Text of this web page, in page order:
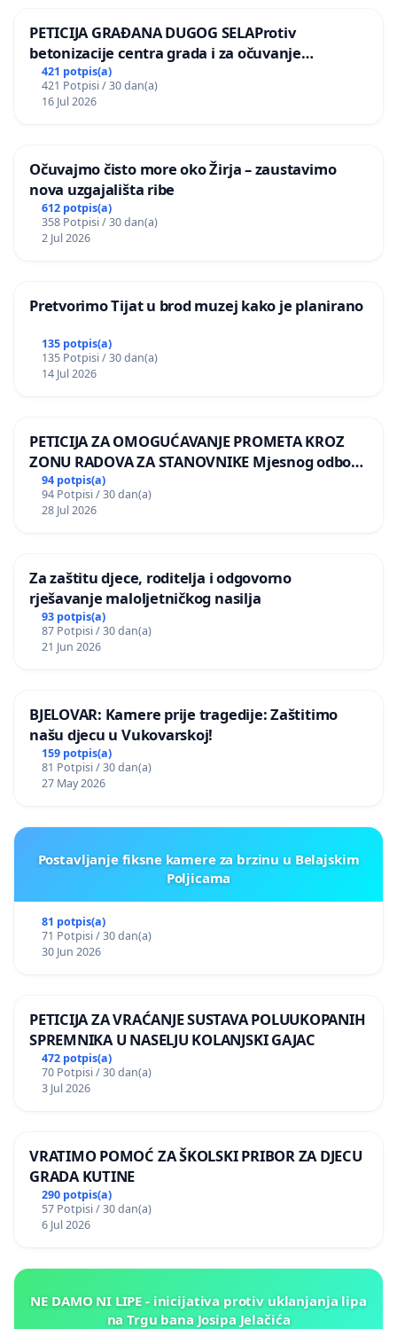
PETICIJA GRAĐANA DUGOG SELAProtiv
betonizacije centra grada i za očuvanje
postojećih zelenih površina i odraslih stabala pri
donošenju izmjena urbanističkog plana
421 potpis(a)
421 Potpisi / 30 dan(a)
16 Jul 2026
Očuvajmo čisto more oko Žirja – zaustavimo
nova uzgajališta ribe
612 potpis(a)
358 Potpisi / 30 dan(a)
2 Jul 2026
Pretvorimo Tijat u brod muzej kako je planirano
135 potpis(a)
135 Potpisi / 30 dan(a)
14 Jul 2026
PETICIJA ZA OMOGUĆAVANJE PROMETA KROZ
ZONU RADOVA ZA STANOVNIKE Mjesnog odbora
Kamensko i Lemić Brdo
94 potpis(a)
94 Potpisi / 30 dan(a)
28 Jul 2026
Za zaštitu djece, roditelja i odgovorno
rješavanje maloljetničkog nasilja
93 potpis(a)
87 Potpisi / 30 dan(a)
21 Jun 2026
BJELOVAR: Kamere prije tragedije: Zaštitimo
našu djecu u Vukovarskoj!
159 potpis(a)
81 Potpisi / 30 dan(a)
27 May 2026
Postavljanje fiksne kamere za brzinu u Belajskim
Poljicama
81 potpis(a)
71 Potpisi / 30 dan(a)
30 Jun 2026
PETICIJA ZA VRAĆANJE SUSTAVA POLUUKOPANIH
SPREMNIKA U NASELJU KOLANJSKI GAJAC
472 potpis(a)
70 Potpisi / 30 dan(a)
3 Jul 2026
VRATIMO POMOĆ ZA ŠKOLSKI PRIBOR ZA DJECU
GRADA KUTINE
290 potpis(a)
57 Potpisi / 30 dan(a)
6 Jul 2026
NE DAMO NI LIPE - inicijativa protiv uklanjanja lipa
na Trgu bana Josipa Jelačića